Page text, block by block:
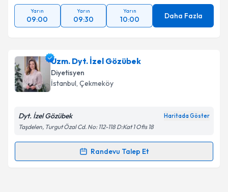
Yarın
09:00
Yarın
09:30
Yarın
10:00 Daha Fazla
Uzm. Dyt. İzel Gözübek
Diyetisyen
İstanbul, Çekmeköy
Dyt. İzel Gözübek Haritada Göster
Taşdelen, Turgut Özal Cd. No: 112-118 D:Kat 1 Ofis 18
Randevu Talep Et
Randevu Takvimi Talebi